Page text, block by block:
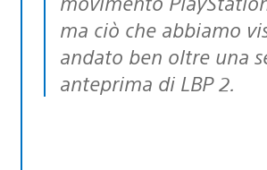
ma ciò che abbiamo
andato ben oltre una
anteprima di LBP 2.